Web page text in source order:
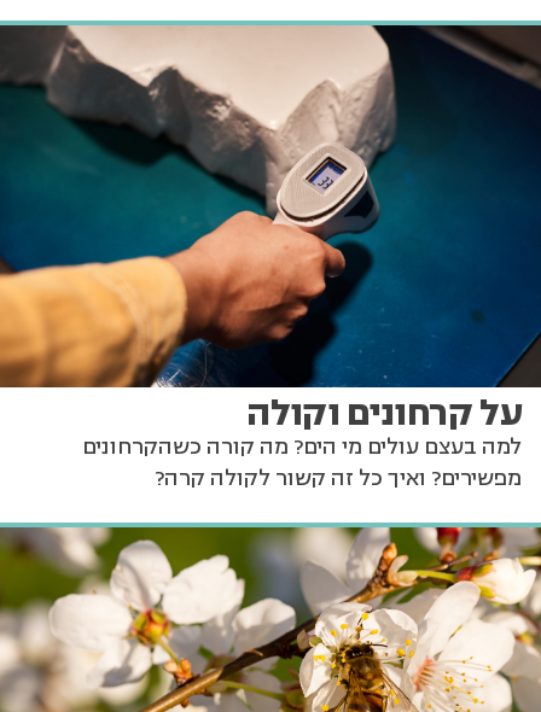
על קרחונים וקולה
למה בעצם עולים מי הים? מה קורה כשהקרחונים
מפשירים? ואיך כל זה קשור לקולה קרה?